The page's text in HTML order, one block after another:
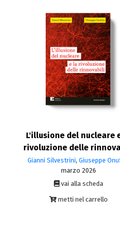
L'illusione del nucleare
rivoluzione delle
Gianni Silvestrini, Giuseppe
marzo 2026
vai alla scheda
metti nel carrello